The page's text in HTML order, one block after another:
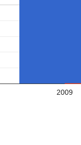
2009